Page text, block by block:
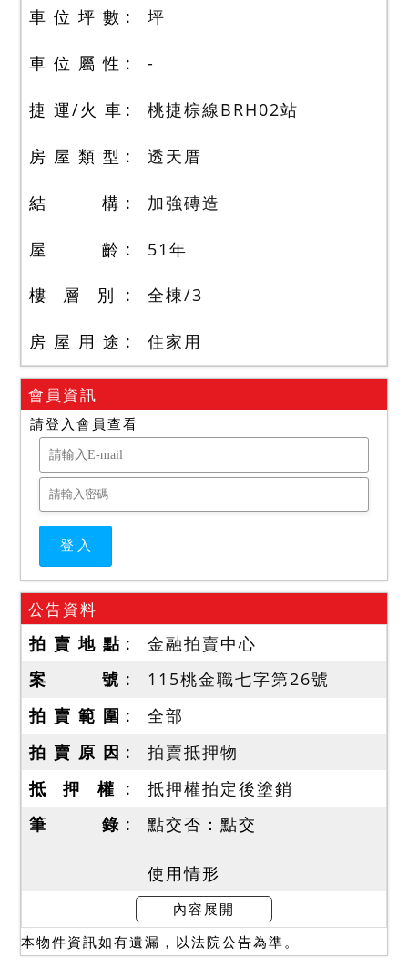
車 位 坪 數 坪
車 位 屬 性 -
捷 運/火 車 桃捷棕線BRH02站
房 屋 類 型 透天厝
結 構 加強磚造
屋 齡 51 年
樓 層 別 全棟/3
房 屋 用 途 住家用
會員資訊
請登入會員查看
公告資料
拍 賣 地 點
金融拍賣中心
案 號
115桃金職七字第26號
拍 賣 範 圍
全部
拍 賣 原 因
拍賣抵押物
抵 押 權
抵押權拍定後塗銷
筆 錄
點交否：點交
使用情形
一、本件拍賣建物拍定後依
現況點交。
二、據地政人員指稱，建物
內容展開
本物件資訊如有遺漏，以法院公告為準。